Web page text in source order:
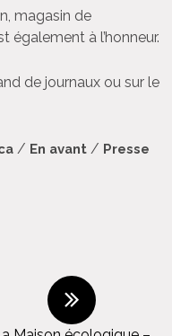
magasin de
à l’honneur.
de journaux ou sur le
/ En avant / Presse